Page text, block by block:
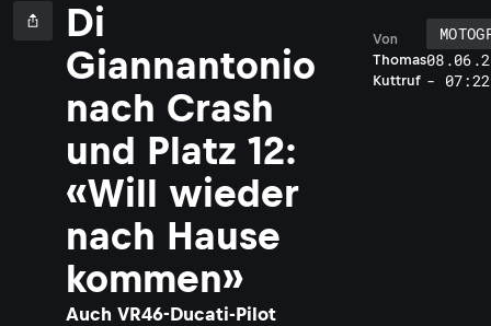
Di
Giannantonio
nach Crash
und Platz 12:
«Will wieder
nach Hause
kommen»
Auch VR46-Ducati-Pilot
Thomas
Kuttruf
Von
- 07:22